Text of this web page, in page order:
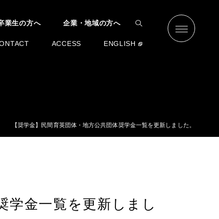
業生の方へ 企業・地域の方へ
ACCESS ENGLISH
【奨学金】民間育英団体・地方公共団体奨学金一覧を更新しました。
学金一覧を更新しまし